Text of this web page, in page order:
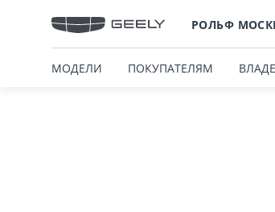
РОЛЬФ
МОДЕЛИ ПОКУПАТЕЛЯМ